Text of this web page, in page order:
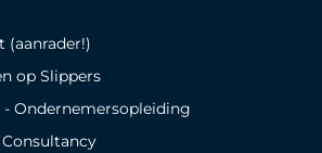
(aanrader!)
op Slippers
- Ondernemersopleiding
Consultancy